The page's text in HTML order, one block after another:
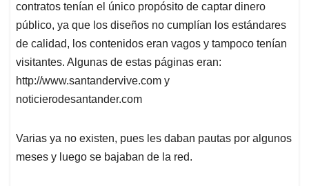
contratos tenían el único propósito de captar dinero
público, ya que los diseños no cumplían los estándares
de calidad, los contenidos eran vagos y tampoco tenían
visitantes. Algunas de estas páginas eran:
http://www.santandervive.com y
noticierodesantander.com
Varias ya no existen, pues les daban pautas por algunos
meses y luego se bajaban de la red.